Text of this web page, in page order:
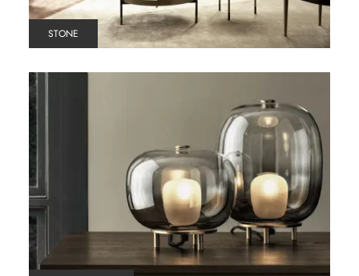
STONE